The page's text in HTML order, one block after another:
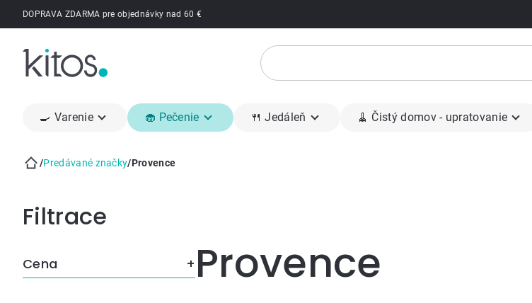
PrejsťDOPRAVA ZDARMA pre objednávky nad 60 €
🍳 Varenie 🧁 Pečenie 🍴 Jedáleň 🧹 Čistý domov - upratovanie
/Predávané značky/Provence
Bočný
panel
Cena Provence